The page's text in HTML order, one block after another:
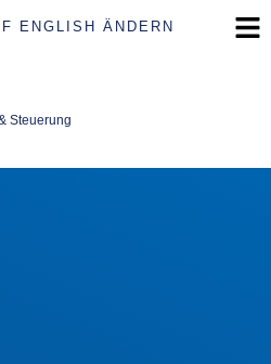
Steuerung